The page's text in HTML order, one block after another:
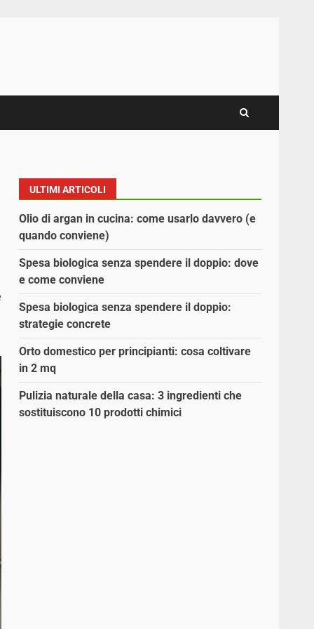
ULTIMI ARTICOLI
Olio di argan in cucina: come usarlo davvero (e
quando conviene)
Spesa biologica senza spendere il doppio: dove
e come conviene
Spesa biologica senza spendere il doppio:
strategie concrete
Orto domestico per principianti: cosa coltivare
in 2 mq
Pulizia naturale della casa: 3 ingredienti che
sostituiscono 10 prodotti chimici